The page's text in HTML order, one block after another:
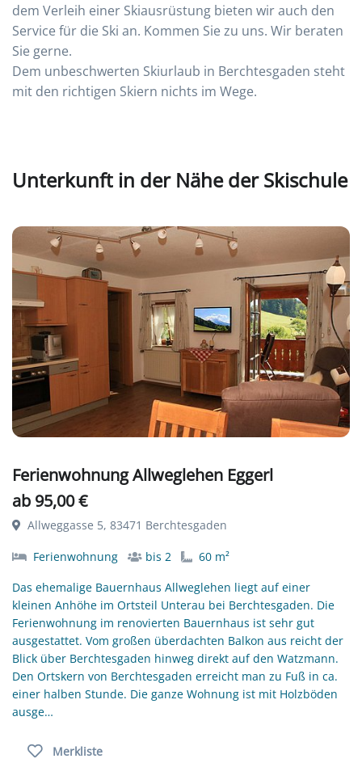
dem Verleih einer Skiausrüstung bieten wir auch den
Service für die Ski an. Kommen Sie zu uns. Wir beraten
Sie gerne.
Dem unbeschwerten Skiurlaub in Berchtesgaden steht
mit den richtigen Skiern nichts im Wege.
Unterkunft in der Nähe der Skischule
Ferienwohnung Allweglehen Eggerl
ab 95,00 €
Allweggasse 5, 83471 Berchtesgaden
Ferienwohnung bis 2
60 m²
Das ehemalige Bauernhaus Allweglehen liegt auf einer
kleinen Anhöhe im Ortsteil Unterau bei Berchtesgaden. Die
Ferienwohnung im renovierten Bauernhaus ist sehr gut
ausgestattet. Vom großen überdachten Balkon aus reicht der
Blick über Berchtesgaden hinweg direkt auf den Watzmann.
Den Ortskern von Berchtesgaden erreicht man zu Fuß in ca.
einer halben Stunde. Die ganze Wohnung ist mit Holzböden
ausge…
Merkliste